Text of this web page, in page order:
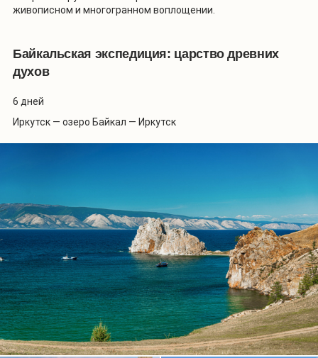
живописном и многогранном воплощении.
Байкальская экспедиция: царство древних
духов
6 дней
Иркутск — озеро Байкал — Иркутск